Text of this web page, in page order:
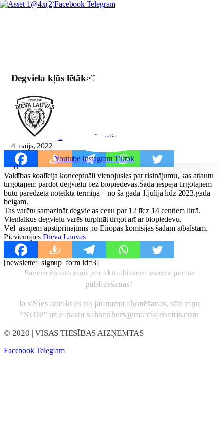
Facebook Telegram
Youtube Instagram Tiktok
Degviela kļūs lētāka?
By Mārcis Jencītis
4 maijs, 2022
51
Valdības koalīcija konceptuāli vienojusies par risinājumu, kas atļautu
tirgotājiem pārdot degvielu bez biopiedevas.Šāda iespēja tirgotājiem
būtu paredzēta noteiktā termiņā – no šā gada 1.jūlija līdz 2023.gada
beigām.
Tas varētu samazināt degvielas cenu par 12 līdz 14 centiem litrā.
Vienlaikus degvielu varēs turpināt tirgot arī ar biopiedevu.
Vēl jāsaņem apstiprinājums no Eiropas komisijas šādām atbalstam.
Pievienojies Dieva Lauvas
[newsletter_signup_form id=3]
Saņem epastā ziņu par aktualitātēm uzreiz pēc to
publicēšanas!
Ja vēlies atteikties no jaunumu abonēšanas, sūti ziņu
“STOP” uz e-pastu subscribers@marcisjencitis.com
© 2020 | VISAS TIESĪBAS AIZŅEMTAS
Facebook Telegram